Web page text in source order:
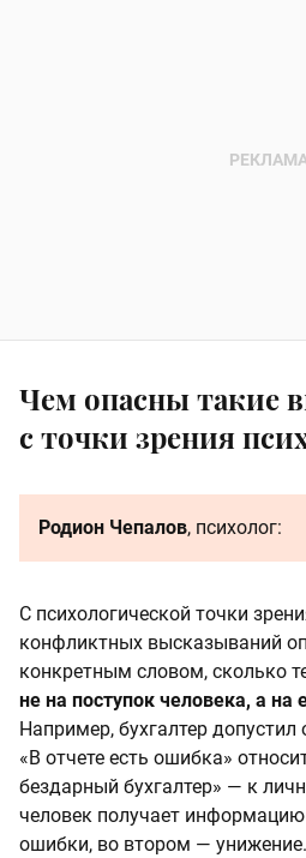
Чем опасны такие
с точки зрения
Родион Чепалов, психолог:
С психологической точки
конфликтных высказываний
конкретным словом, сколько
не на поступок человека, а на
Например, бухгалтер
«В отчете есть ошибка»
бездарный бухгалтер» — к
человек получает
ошибки, во втором — унижение.